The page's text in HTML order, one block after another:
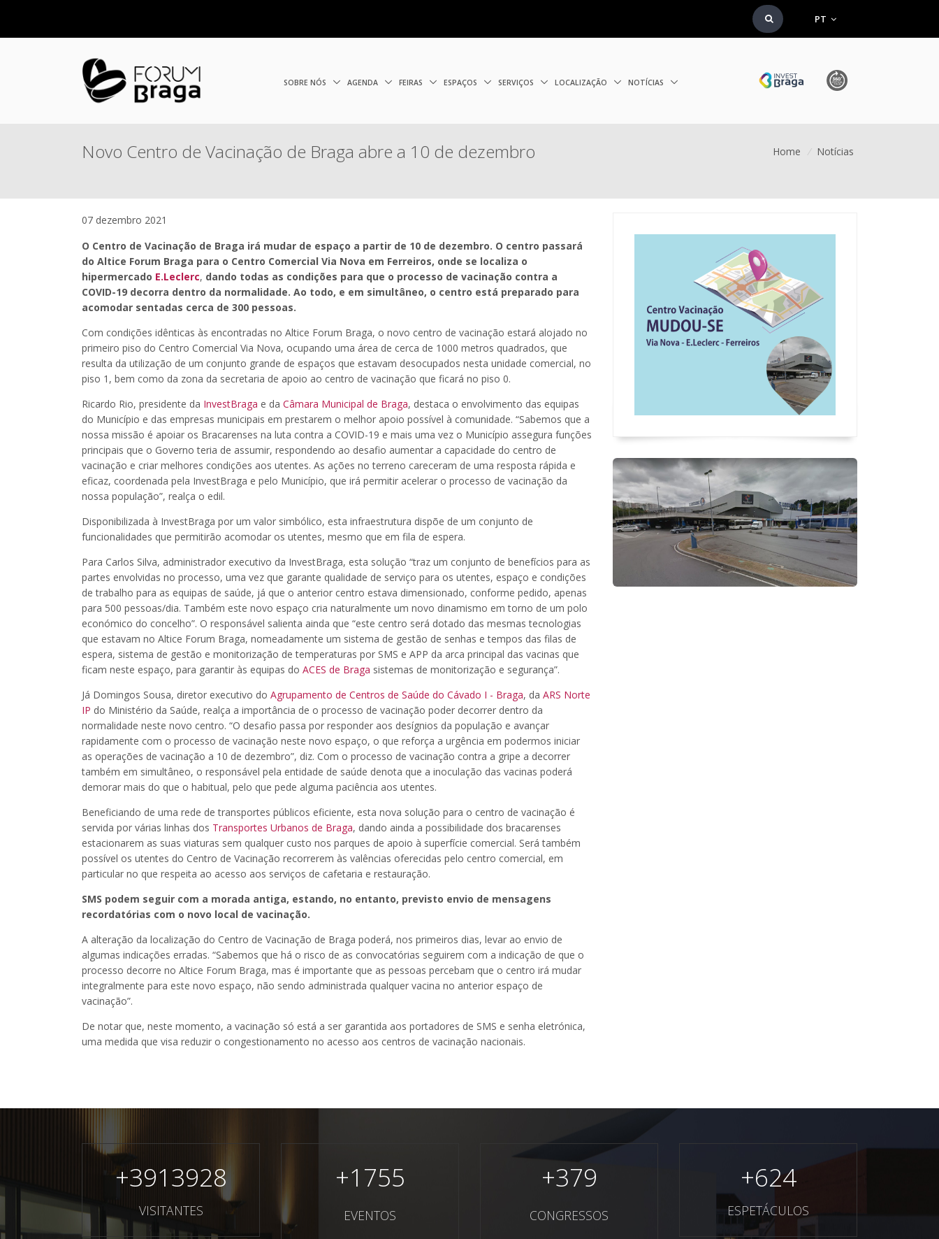
PT
SOBRE NÓS AGENDA FEIRAS ESPAÇOS SERVIÇOS LOCALIZAÇÃO NOTÍCIAS
Novo Centro de Vacinação de Braga abre a 10 de dezembro Home / Notícias
07 dezembro 2021
O Centro de Vacinação de Braga irá mudar de espaço a partir de 10 de dezembro. O centro passará
do Altice Forum Braga para o Centro Comercial Via Nova em Ferreiros, onde se localiza o
hipermercado E.Leclerc, dando todas as condições para que o processo de vacinação contra a
COVID-19 decorra dentro da normalidade. Ao todo, e em simultâneo, o centro está preparado para
acomodar sentadas cerca de 300 pessoas.
Com condições idênticas às encontradas no Altice Forum Braga, o novo centro de vacinação estará alojado no
primeiro piso do Centro Comercial Via Nova, ocupando uma área de cerca de 1000 metros quadrados, que
resulta da utilização de um conjunto grande de espaços que estavam desocupados nesta unidade comercial, no
piso 1, bem como da zona da secretaria de apoio ao centro de vacinação que ficará no piso 0.
Ricardo Rio, presidente da InvestBraga e da Câmara Municipal de Braga, destaca o envolvimento das equipas
do Município e das empresas municipais em prestarem o melhor apoio possível à comunidade. “Sabemos que a
nossa missão é apoiar os Bracarenses na luta contra a COVID-19 e mais uma vez o Município assegura funções
principais que o Governo teria de assumir, respondendo ao desafio aumentar a capacidade do centro de
vacinação e criar melhores condições aos utentes. As ações no terreno careceram de uma resposta rápida e
eficaz, coordenada pela InvestBraga e pelo Município, que irá permitir acelerar o processo de vacinação da
nossa população”, realça o edil.
Disponibilizada à InvestBraga por um valor simbólico, esta infraestrutura dispõe de um conjunto de
funcionalidades que permitirão acomodar os utentes, mesmo que em fila de espera.
Para Carlos Silva, administrador executivo da InvestBraga, esta solução “traz um conjunto de benefícios para as
partes envolvidas no processo, uma vez que garante qualidade de serviço para os utentes, espaço e condições
de trabalho para as equipas de saúde, já que o anterior centro estava dimensionado, conforme pedido, apenas
para 500 pessoas/dia. Também este novo espaço cria naturalmente um novo dinamismo em torno de um polo
económico do concelho”. O responsável salienta ainda que “este centro será dotado das mesmas tecnologias
que estavam no Altice Forum Braga, nomeadamente um sistema de gestão de senhas e tempos das filas de
espera, sistema de gestão e monitorização de temperaturas por SMS e APP da arca principal das vacinas que
ficam neste espaço, para garantir às equipas do ACES de Braga sistemas de monitorização e segurança”.
Já Domingos Sousa, diretor executivo do Agrupamento de Centros de Saúde do Cávado I - Braga, da ARS Norte
IP do Ministério da Saúde, realça a importância de o processo de vacinação poder decorrer dentro da
normalidade neste novo centro. “O desafio passa por responder aos desígnios da população e avançar
rapidamente com o processo de vacinação neste novo espaço, o que reforça a urgência em podermos iniciar
as operações de vacinação a 10 de dezembro”, diz. Com o processo de vacinação contra a gripe a decorrer
também em simultâneo, o responsável pela entidade de saúde denota que a inoculação das vacinas poderá
demorar mais do que o habitual, pelo que pede alguma paciência aos utentes.
Beneficiando de uma rede de transportes públicos eficiente, esta nova solução para o centro de vacinação é
servida por várias linhas dos Transportes Urbanos de Braga, dando ainda a possibilidade dos bracarenses
estacionarem as suas viaturas sem qualquer custo nos parques de apoio à superfície comercial. Será também
possível os utentes do Centro de Vacinação recorrerem às valências oferecidas pelo centro comercial, em
particular no que respeita ao acesso aos serviços de cafetaria e restauração.
SMS podem seguir com a morada antiga, estando, no entanto, previsto envio de mensagens
recordatórias com o novo local de vacinação.
A alteração da localização do Centro de Vacinação de Braga poderá, nos primeiros dias, levar ao envio de
algumas indicações erradas. “Sabemos que há o risco de as convocatórias seguirem com a indicação de que o
processo decorre no Altice Forum Braga, mas é importante que as pessoas percebam que o centro irá mudar
integralmente para este novo espaço, não sendo administrada qualquer vacina no anterior espaço de
vacinação”.
De notar que, neste momento, a vacinação só está a ser garantida aos portadores de SMS e senha eletrónica,
uma medida que visa reduzir o congestionamento no acesso aos centros de vacinação nacionais.
+3913928
VISITANTES
+1755
EVENTOS
+379
CONGRESSOS
+624
ESPETÁCULOS